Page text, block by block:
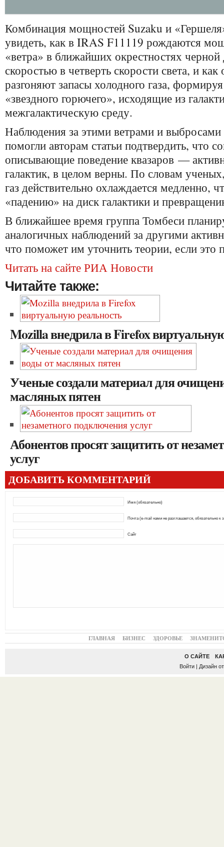
Комбинация мощностей Suzaku и
увидеть, как в IRAS F11119 рождаются
«ветра» в ближайших окрестностях
скоростью в четверть скорости света, и
разгоняют запасы холодного газа,
«звездного горючего», исходящие из
межгалактическую среду.
Наблюдения за этими ветрами и
помогли авторам статьи подтвердить, что
описывающие поведение квазаров —
галактик, в целом верны. По словам
газ действительно охлаждается медленно,
«падению» на диск галактики и
В ближайшее время группа Томбеси
аналогичных наблюдений за другими
что поможет им уточнить теории, если это
Читать на сайте РИА Новости
Читайте также:
Mozilla внедрила в Firefox
Ученые создали материал для
масляных пятен
Абонентов просят защитить от
услуг
ДОБАВИТЬ КОММЕНТАРИЙ
Имя (обязательно)
Почта (e-mail нами не разглашается, обязательно к
Сайт
ГЛАВНАЯ БИЗНЕС ЗДОРОВЬЕ
О САЙТЕ
Войти | Дизайн